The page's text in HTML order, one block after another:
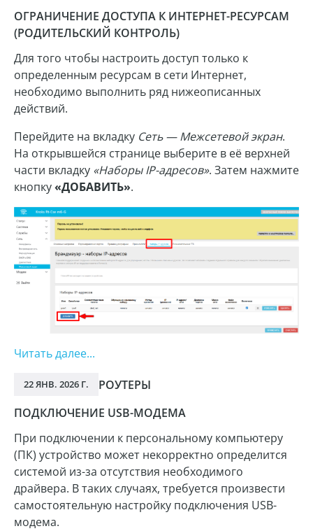
ОГРАНИЧЕНИЕ ДОСТУПА К ИНТЕРНЕТ-РЕСУРСАМ
(РОДИТЕЛЬСКИЙ КОНТРОЛЬ)
Для того чтобы настроить доступ только к
определенным ресурсам в сети Интернет,
необходимо выполнить ряд нижеописанных
действий.
Перейдите на вкладку Сеть — Межсетевой экран.
На открывшейся странице выберите в её верхней
части вкладку «Наборы IP-адресов». Затем нажмите
кнопку«ДОБАВИТЬ».
Читать далее...
22 ЯНВ. 2026 Г.
РОУТЕРЫ
ПОДКЛЮЧЕНИЕ USB-МОДЕМА
При подключении к персональному компьютеру
(ПК) устройство может некорректно определится
системой из-за отсутствия необходимого
драйвера. В таких случаях, требуется произвести
самостоятельную настройку подключения USB-
модема.